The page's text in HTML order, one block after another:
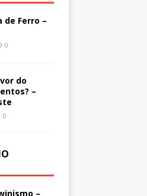
de Ferro –
0
do
–
0
–